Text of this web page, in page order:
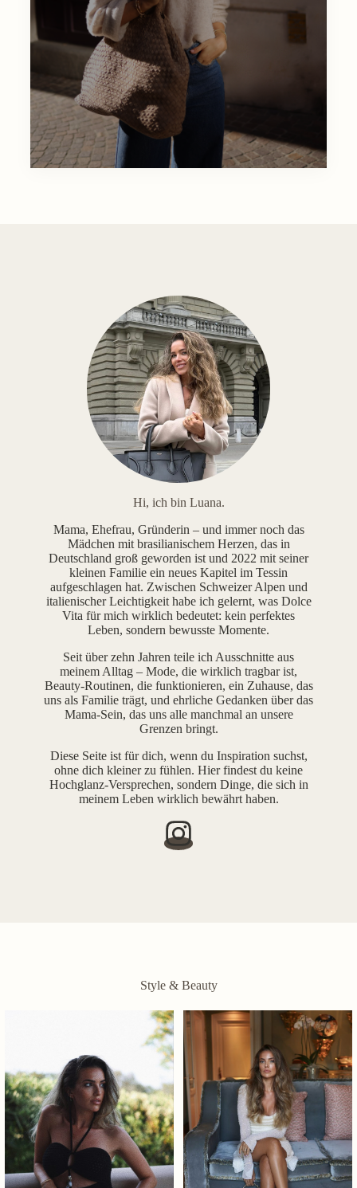
Hi, ich bin Luana.
Mama, Ehefrau, Gründerin – und immer noch das
Mädchen mit brasilianischem Herzen, das in
Deutschland groß geworden ist und 2022 mit seiner
kleinen Familie ein neues Kapitel im Tessin
aufgeschlagen hat. Zwischen Schweizer Alpen und
italienischer Leichtigkeit habe ich gelernt, was Dolce
Vita für mich wirklich bedeutet: kein perfektes
Leben, sondern bewusste Momente.
Seit über zehn Jahren teile ich Ausschnitte aus
meinem Alltag – Mode, die wirklich tragbar ist,
Beauty-Routinen, die funktionieren, ein Zuhause, das
uns als Familie trägt, und ehrliche Gedanken über das
Mama-Sein, das uns alle manchmal an unsere
Grenzen bringt.
Diese Seite ist für dich, wenn du Inspiration suchst,
ohne dich kleiner zu fühlen. Hier findest du keine
Hochglanz-Versprechen, sondern Dinge, die sich in
meinem Leben wirklich bewährt haben.
Style & Beauty